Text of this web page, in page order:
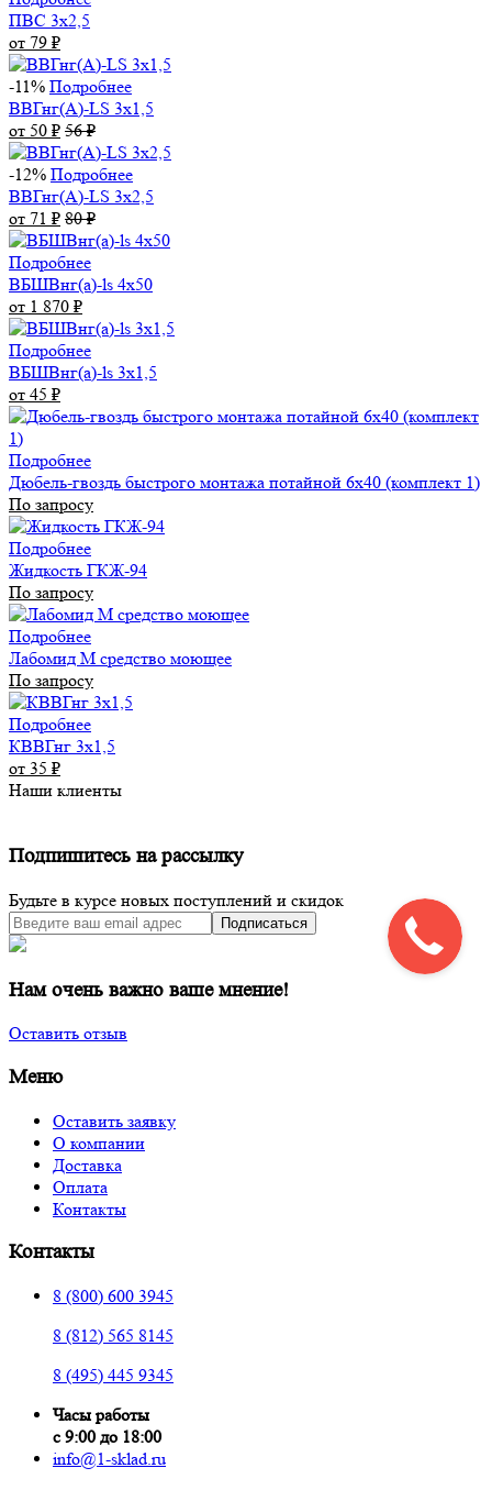
ПВС 3х2,5
от 79 ₽
-11% Подробнее
ВВГнг(А)-LS 3х1,5
от 50 ₽ 56₽
-12% Подробнее
ВВГнг(А)-LS 3х2,5
от 71 ₽ 80₽
Подробнее
ВБШВнг(а)-ls 4x50
от 1 870 ₽
Подробнее
ВБШВнг(а)-ls 3х1,5
от 45 ₽
Подробнее
Дюбель-гвоздь быстрого монтажа потайной 6х40 (комплект 1)
По запросу
Подробнее
Жидкость ГКЖ-94
По запросу
Подробнее
Лабомид М средство моющее
По запросу
Подробнее
КВВГнг 3х1,5
от 35 ₽
Наши клиенты
Подпишитесь на рассылку
Будьте в курсе новых поступлений и скидок
Подписаться
Нам очень важно ваше мнение!
Оставить отзыв
Меню
Оставить заявку
О компании
Доставка
Оплата
Контакты
Контакты
8 (800) 600 3945
8 (812) 565 8145
8 (495) 445 9345
Часы работы
с 9:00 до 18:00
info@1-sklad.ru